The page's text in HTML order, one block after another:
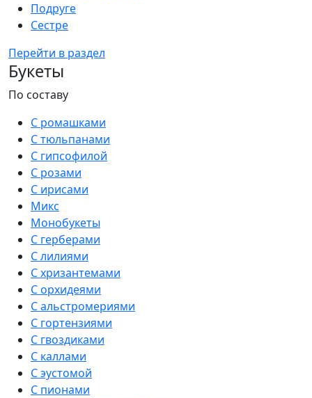
Подруге
Сестре
Перейти в раздел
Букеты
По составу
С ромашками
С тюльпанами
С гипсофилой
С розами
С ирисами
Микс
Монобукеты
С герберами
С лилиями
С хризантемами
С орхидеями
С альстромериями
С гортензиями
С гвоздиками
С каллами
С эустомой
С пионами